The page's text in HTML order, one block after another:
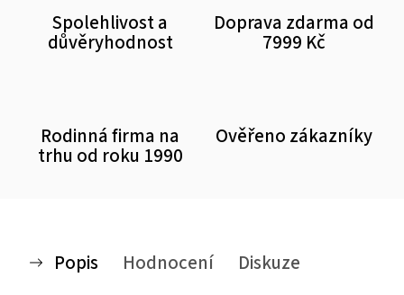
Spolehlivost a
důvěryhodnost
Doprava zdarma od
7999 Kč
Rodinná firma na
trhu od roku 1990
Ověřeno zákazníky
Popis Hodnocení Diskuze